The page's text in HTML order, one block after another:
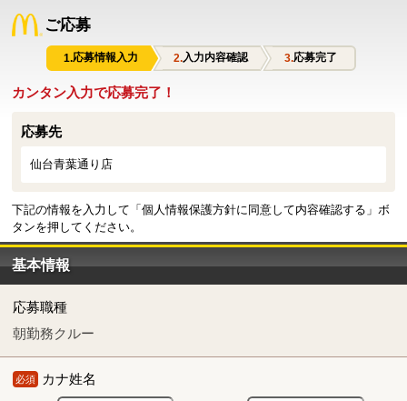
ご応募
応募情報入力 入力内容確認 応募完了
カンタン入力で応募完了！
応募先
仙台青葉通り店
下記の情報を入力して「個人情報保護方針に同意して内容確認する」ボ
タンを押してください。
基本情報
応募職種
朝勤務クルー
必須 カナ姓名